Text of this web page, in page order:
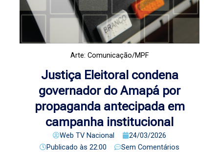
Arte: Comunicação/MPF
Justiça Eleitoral condena
governador do Amapá por
propaganda antecipada em
campanha institucional
Web TV Nacional
24/03/2026
Publicado às 22:00 Sem Comentários